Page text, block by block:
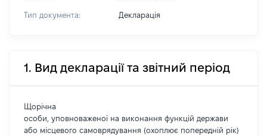
Тип документа: Декларація
1. Вид декларації та звітний період
Щорічна
особи, уповноваженої на виконання функцій держави
або місцевого самоврядування (охоплює попередній рік)